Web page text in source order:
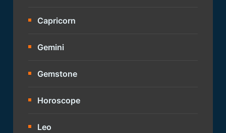
Capricorn
Gemini
Gemstone
Horoscope
Leo